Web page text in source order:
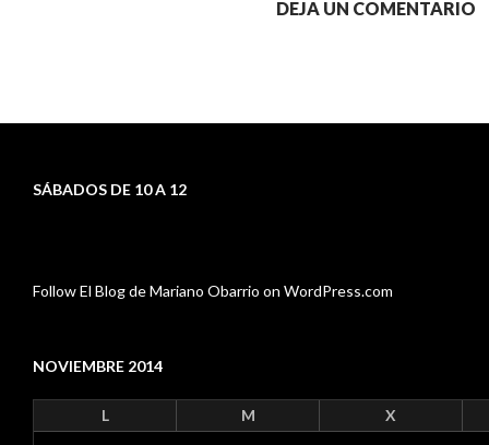
DEJA UN COMENTARIO
SÁBADOS DE 10 A 12
Follow El Blog de Mariano Obarrio on WordPress.com
NOVIEMBRE 2014
L M X